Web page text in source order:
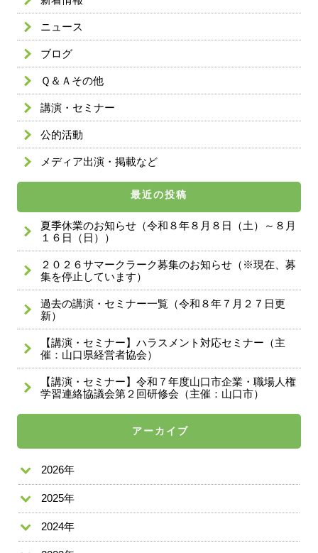
ニュース
ブログ
Ｑ＆Ａその他
講演・セミナー
公的活動
メディア出演・掲載など
最近の投稿
夏季休業のお知らせ（令和８年８月８日（土）～８月
１６日（日））
２０２６サマークラーク募集のお知らせ（※現在、募
集を停止しています）
過去の講演・セミナー一覧（令和８年７月２７日更
新）
【講演・セミナー】ハラスメント対応セミナー（主
催：山口県経営者協会）
【講演・セミナー】令和７年度山口市企業・職場人権
学習連絡協議会第２回研修会（主催：山口市）
アーカイブ
2026年
2025年
2024年